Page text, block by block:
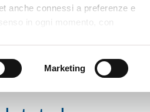
anche connessi a preferenze e
in ogni momento, con
può leggere la ns. Cookie Policy.
Marketing